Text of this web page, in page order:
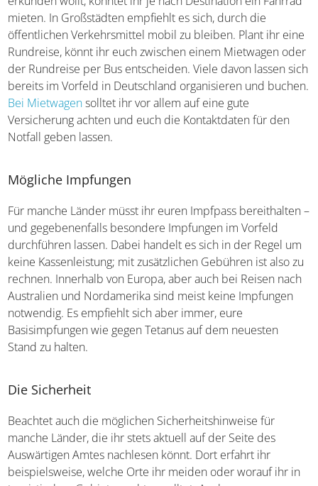
Die Mobilität
Auch die Frage nach der Fortbewegung vor Ort muss
beantwortet werden. Wenn ihr nicht gerade alles zu Fuß
erkunden wollt, könntet ihr je nach Destination ein
Fahrrad mieten. In Großstädten empfiehlt es sich, durch
die öffentlichen Verkehrsmittel mobil zu bleiben. Plant ihr
eine Rundreise, könnt ihr euch zwischen einem
Mietwagen oder der Rundreise per Bus entscheiden.
organisieren und buchen.
Kontaktdaten für den Notfall geben lassen.
Mögliche Impfungen
Für manche Länder müsst ihr euren Impfpass
bereithalten – und gegebenenfalls besondere Impfungen
im Vorfeld durchführen lassen. Dabei handelt es sich in
der Regel um keine Kassenleistung; mit zusätzlichen
Gebühren ist also zu rechnen. Innerhalb von Europa, aber
meist keine Impfungen notwendig. Es empfiehlt sich aber
neuesten Stand zu halten.
Die Sicherheit